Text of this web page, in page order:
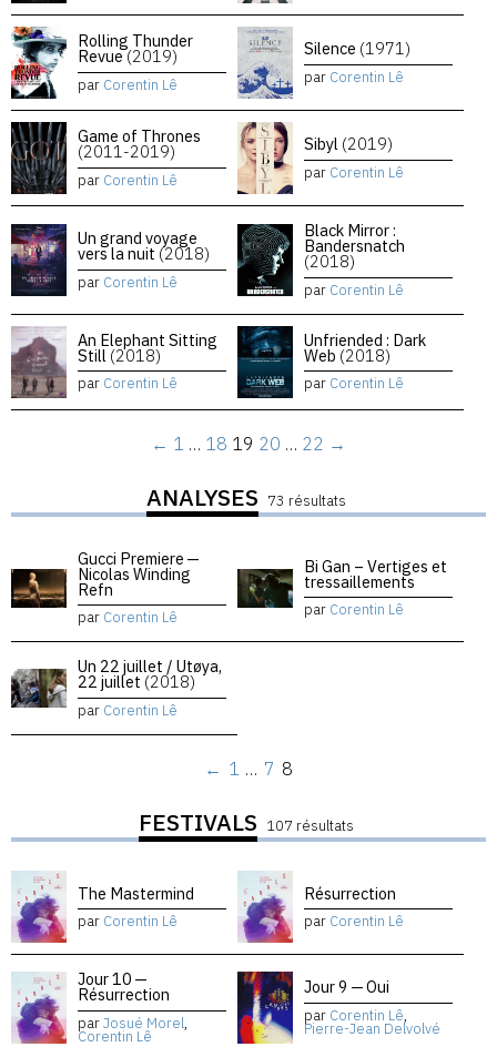
Rolling Thunder
Revue(2019)
par Corentin Lê
Silence (1971)
par Corentin Lê
Game of Thrones
(2011-2019)
par Corentin Lê
Sibyl (2019)
par Corentin Lê
Un grand voyage
vers la nuit (2018)
par Corentin Lê
Black Mirror :
Bandersnatch
(2018)
par Corentin Lê
An Elephant Sitting
Still (2018)
par Corentin Lê
Unfriended : Dark
Web (2018)
par Corentin Lê
← 1 … 18 19 20 … 22 →
ANALYSES 73 résultats
Gucci Premiere —
Nicolas Winding
Refn
par Corentin Lê
Bi Gan – Vertiges et
tressaillements
par Corentin Lê
Un 22 juillet / Utøya,
22 juillet (2018)
par Corentin Lê
← 1 … 7 8
FESTIVALS 107 résultats
The Mastermind
par Corentin Lê
Résurrection
par Corentin Lê
Jour 10 —
Résurrection
parJosué Morel,
Corentin Lê
Jour 9 — Oui
par Corentin Lê,
Pierre-Jean Delvolvé